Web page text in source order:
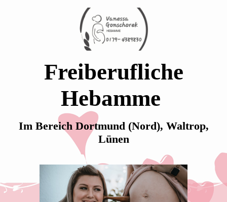
Freiberufliche
Hebamme
Im Bereich Dortmund (Nord), Waltrop,
Lünen